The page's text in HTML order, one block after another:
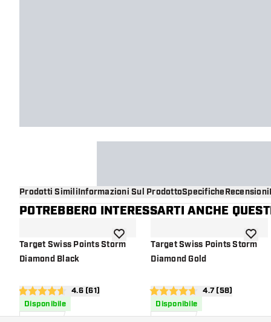
Prodotti SimiliInformazioni Sul ProdottoSpecificheRecensioni
POTREBBERO INTERESSARTI ANCHE
Target Swiss Points Storm
Diamond Black
apri pannello recensioni
4.6 stelle di valutazione
4.6 (61)
Disponibile
aggiungi alla lista dei desideri
Target Swiss Points Storm
Diamond Gold
apri pannello
4.7 stelle di valutazione
4.7 (58)
Disponibile